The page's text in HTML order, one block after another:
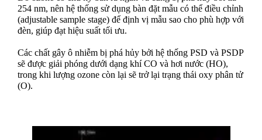
254 nm, nên hệ thống sử dụng bàn đặt mẫu có thể điều chỉnh
(adjustable sample stage) để định vị mẫu sao cho phù hợp với
đèn, giúp đạt hiệu suất tối ưu.
Các chất gây ô nhiễm bị phá hủy bởi hệ thống PSD và PSDP
sẽ được giải phóng dưới dạng khí CO và hơi nước (HO),
trong khi lượng ozone còn lại sẽ trở lại trạng thái oxy phân tử
(O).